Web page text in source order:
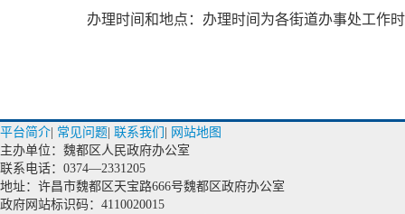
办理时间和地点：办理时间为各街道办事处工作
平台简介 常见问题 联系我们
网站地图
主办单位：魏都区人民政府办公室
联系电话：0374—2331205
地址：许昌市魏都区天宝路666号魏都区政府办公室
政府网站标识码：4110020015